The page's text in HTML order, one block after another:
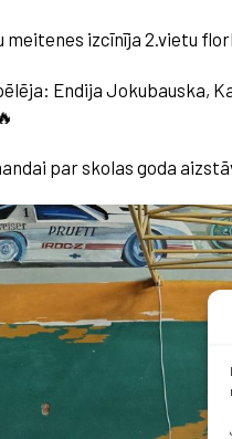
meitenes izcīnīja 2.vietu
Endija Jokubauska,
par skolas goda